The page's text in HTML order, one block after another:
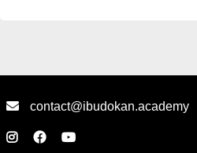
contact@ibudokan.academy